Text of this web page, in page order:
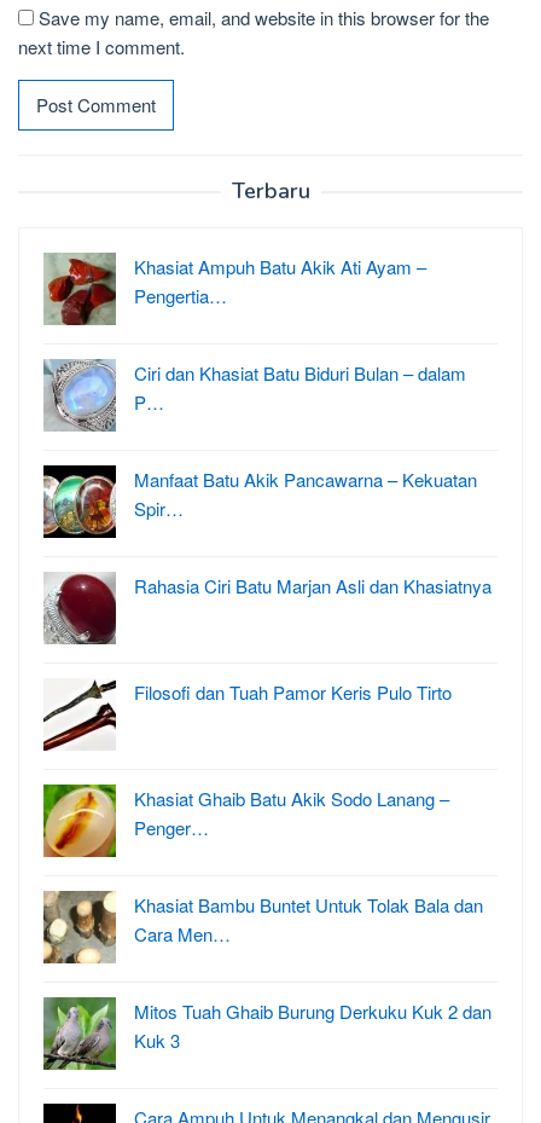
Save my name, email, and website in this browser for the
next time I comment.
Terbaru
Khasiat Ampuh Batu Akik Ati Ayam –
Pengertia…
Ciri dan Khasiat Batu Biduri Bulan – dalam
P…
Manfaat Batu Akik Pancawarna – Kekuatan
Spir…
Rahasia Ciri Batu Marjan Asli dan Khasiatnya
Filosofi dan Tuah Pamor Keris Pulo Tirto
Khasiat Ghaib Batu Akik Sodo Lanang –
Penger…
Khasiat Bambu Buntet Untuk Tolak Bala dan
Cara Men…
Mitos Tuah Ghaib Burung Derkuku Kuk 2 dan
Kuk 3
Cara Ampuh Untuk Menangkal dan Mengusir